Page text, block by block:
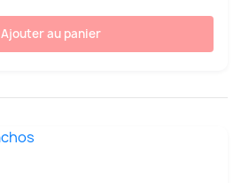
Ajouter au panier